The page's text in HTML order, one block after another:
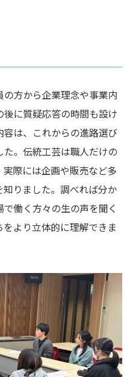
方から企業理念や事業内
に質疑応答の時間も設け
は、これからの進路選び
。伝統工芸は職人だけの
際には企画や販売など多
りました。調べれば分か
働く方々の生の声を聞く
より立体的に理解できま